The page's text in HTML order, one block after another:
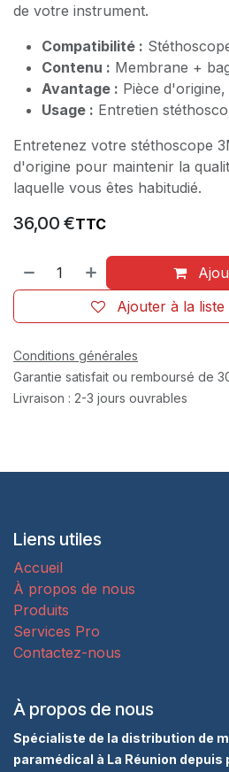
de votre instrument.
Compatibilité :
Contenu : Membrane +
Avantage : Pièce
Usage : Entretien
Entretenez votre stéthoscope
d'origine pour maintenir la
laquelle vous êtes habitudié.
36,00 €TTC
Ajouter à la liste
Conditions générales
Garantie satisfait ou remboursé de
Livraison : 2-3 jours ouvrables
Liens utiles
Accueil
À propos de nous
Produits
Services Pro
Contactez-nous
À propos de nous
Spécialiste de la distribution de
paramédical à La Réunion depuis